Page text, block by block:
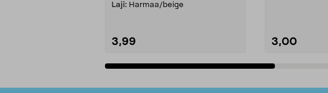
Laji: Harmaa/beige
3,99 3,00